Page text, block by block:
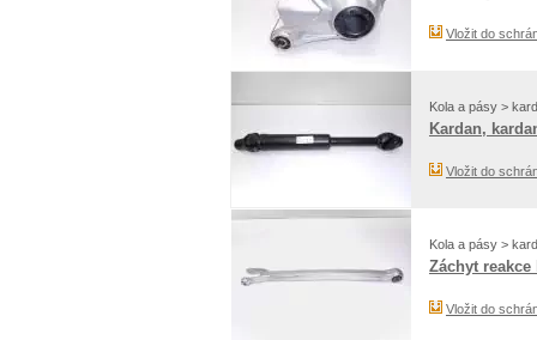
Vložit do
Kola a pásy >
Kardan,
Vložit do
Kola a pásy >
Záchyt
Vložit do